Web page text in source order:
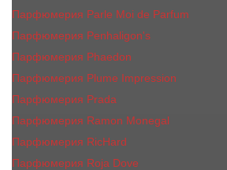
Парфюмерия Parle Moi de Parfum
Парфюмерия Penhaligon's
Парфюмерия Phaedon
Парфюмерия Plume Impression
Парфюмерия Prada
Парфюмерия Ramon Monegal
Парфюмерия RicHard
Парфюмерия Roja Dove